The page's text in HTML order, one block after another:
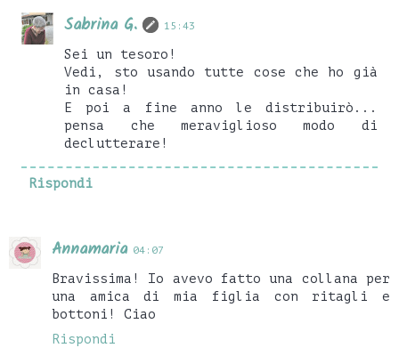
Sabrina G. 15:43
Sei un tesoro!
Vedi, sto usando tutte cose che ho già
in casa!
E poi a fine anno le distribuirò...
pensa che meraviglioso modo di
declutterare!
Rispondi
Annamaria 04:07
Bravissima! Io avevo fatto una collana per
una amica di mia figlia con ritagli e
bottoni! Ciao
Rispondi